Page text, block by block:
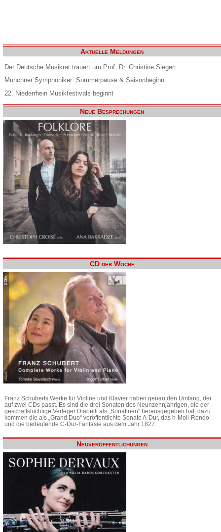
Aktuelle Meldungen
Der Deutsche Musikrat trauert um Prof. Dr. Christine Siegert
Münchner Symphoniker: Sommerpause & Saisonbeginn
22. Niederrhein Musikfestivals beginnt
Neue Besprechungen
CD der Woche
Franz Schuberts Werke für Violine und Klavier haben genau den Umfang, der
auf zwei CDs passt. Es sind die drei Sonaten des Neunzehnjährigen, die der
geschäftstüchtige Verleger Diabelli als „Sonatinen“ herausgegeben hat, dazu
kommen die als „Grand Duo“ veröffentlichte Sonate A-Dur, das h-Moll-Rondo
und die bedeutende C-Dur-Fantasie aus dem Jahr 1827.
Neuveröffentlichungen